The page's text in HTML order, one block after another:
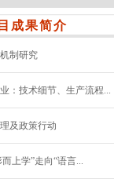
成果简介
制研究
：技术细节、生产流程...
及政策行动
上学”走向“语言...